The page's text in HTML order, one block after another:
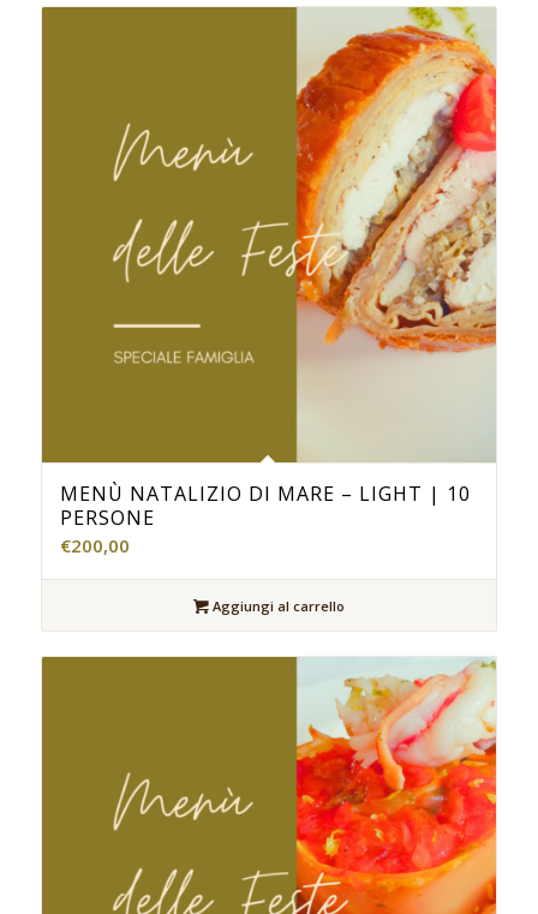
MENÙ NATALIZIO DI MARE – LIGHT | 10
PERSONE
€200,00
Aggiungi al carrello